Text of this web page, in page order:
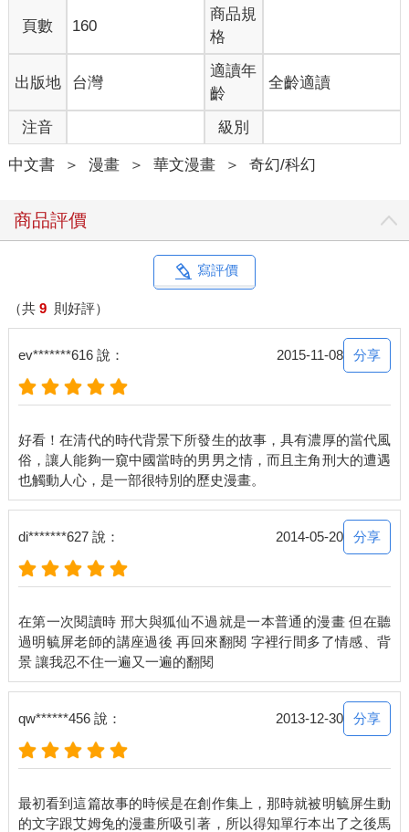
頁數 160
商品規
格
出版地 台灣
適讀年
齡
全齡適讀
注音 級別
中文書 ＞ 漫畫 ＞ 華文漫畫 ＞ 奇幻/科幻
商品評價
寫評價
（共 9 則好評）
ev*******616 說： 2015-11-08 分享
好看！在清代的時代背景下所發生的故事，具有濃厚的當代風
俗，讓人能夠一窺中國當時的男男之情，而且主角刑大的遭遇
di*******627 說： 2014-05-20 分享
在第一次閱讀時 邢大與狐仙不過就是一本普通的漫畫 但在聽
過明毓屏老師的講座過後 再回來翻閱 字裡行間多了情感、背
qw******456 說： 2013-12-30 分享
最初看到這篇故事的時候是在創作集上，那時就被明毓屏生動
的文字跟艾姆兔的漫畫所吸引著，所以得知單行本出了之後馬